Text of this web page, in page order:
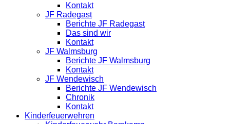
Kontakt
JF Radegast
Berichte JF Radegast
Das sind wir
Kontakt
JF Walmsburg
Berichte JF Walmsburg
Kontakt
JF Wendewisch
Berichte JF Wendewisch
Chronik
Kontakt
Kinderfeuerwehren